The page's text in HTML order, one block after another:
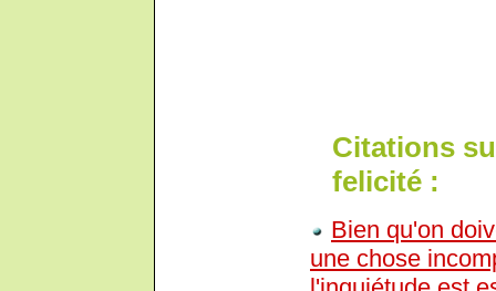
Citations
felicité :
Bien qu'on
une chose